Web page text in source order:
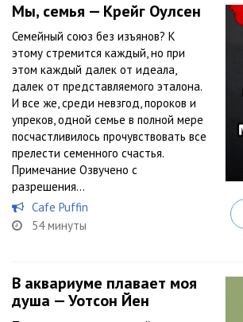
Мы, семья — Крейг Оулсен
Семейный союз без изъянов? К
этому стремится каждый, но при
этом каждый далек от идеала,
далек от представляемого эталона.
И все же, среди невзгод, пороков и
упреков, одной семье в полной мере
посчастливилось прочувствовать все
прелести семенного счастья.
Примечание Озвучено с
разрешения...
Cafe Puffin
54 минуты
В аквариуме плавает моя
душа — Уотсон Йен